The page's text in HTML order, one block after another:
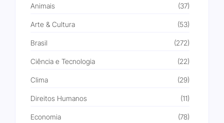
Animais (37)
Arte & Cultura (53)
Brasil (272)
Ciência e Tecnologia (22)
Clima (29)
Direitos Humanos (11)
Economia (78)